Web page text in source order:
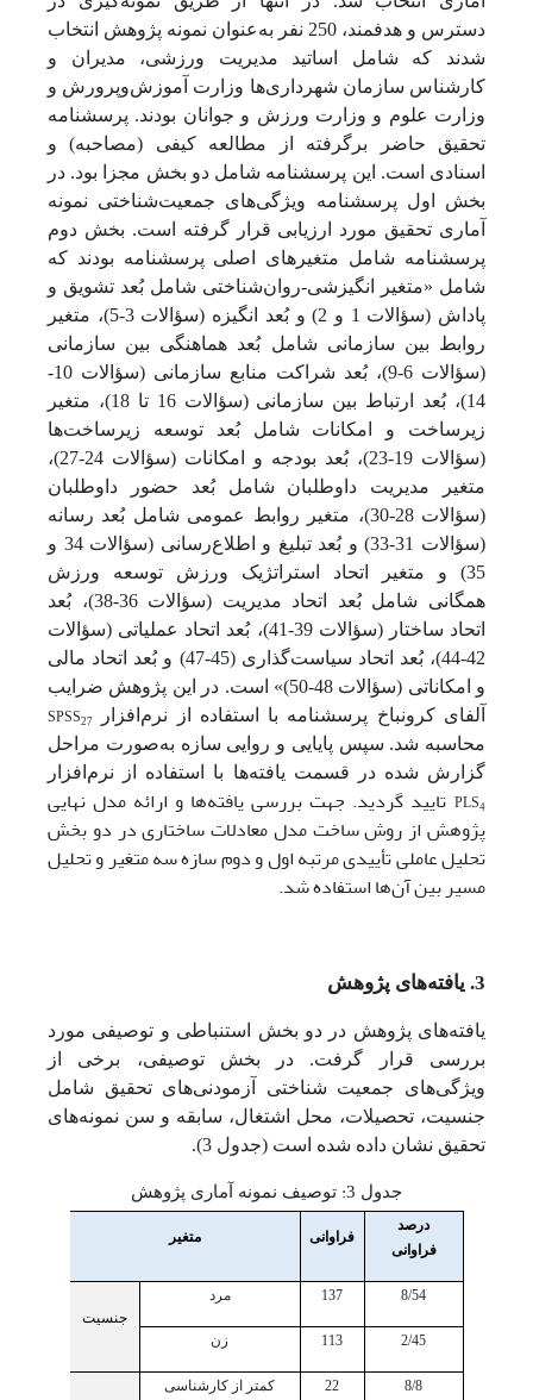
دسترس و هدفمند، 250 نفر به‌عنوان نمونه پژوهش انتخاب
شدند که شامل اساتید مدیریت ورزشی، مدیران و
کارشناس سازمان شهرداری‌ها وزارت آموزش‌وپرورش و
وزارت علوم و وزارت ورزش و جوانان بودند. پرسش­نامه
تحقیق حاضر برگرفته از مطالعه کیفی (مصاحبه) و
اسنادی است. این پرسش­نامه شامل دو بخش مجزا بود. در
بخش اول پرسش­نامه ویژگی‌های جمعیت‌شناختی نمونه
آماری تحقیق مورد ارزیابی قرار گرفته است. بخش دوم
پرسش­نامه شامل متغیرهای اصلی پرسش­نامه بودند که
شامل «متغیر انگیزشی-روان‌شناختی شامل بُعد تشویق و
پاداش (سؤالات 1 و 2) و بُعد انگیزه (سؤالات 3-5)، متغیر
روابط بین سازمانی شامل بُعد هماهنگی بین سازمانی
(سؤالات 6-9)، بُعد شراکت منابع سازمانی (سؤالات 10-
14)، بُعد ارتباط بین سازمانی (سؤالات 16 تا 18)، متغیر
زیرساخت و امکانات شامل بُعد توسعه زیرساخت‌ها
(سؤالات 19-23)، بُعد بودجه و امکانات (سؤالات 24-27)،
متغیر مدیریت داوطلبان شامل بُعد حضور داوطلبان
(سؤالات 28-30)، متغیر روابط عمومی شامل بُعد رسانه
(سؤالات 31-33) و بُعد تبلیغ و اطلاع‌رسانی (سؤالات 34 و
35) و متغیر اتحاد استراتژیک ورزش توسعه ورزش
همگانی شامل بُعد اتحاد مدیریت (سؤالات 36-38)، بُعد
اتحاد ساختار (سؤالات 39-41)، بُعد اتحاد عملیاتی (سؤالات
42-44)، بُعد اتحاد سیاست‌گذاری (45-47) و بُعد اتحاد مالی
و امکاناتی (سؤالات 48-50)» است. در این پژوهش ضرایب
آلفای کرونباخ پرسش­نامه با استفاده از نرم‌افزار
SPSS27
محاسبه شد. سپس پایایی و روایی سازه به‌صورت مراحل
گزارش شده در قسمت یافته‌ها با استفاده از نرم‌افزار
PLS4
تایید گردید. جهت بررسی یافته‌ها و ارائه مدل نهایی
پژوهش از روش ساخت مدل معادلات ساختاری در دو بخش
تحلیل عاملی تأییدی مرتبه اول و دوم سازه سه متغیر و تحلیل
مسیر بین آن‌ها استفاده شد.
3. یافته‌های پژوهش
یافته‌های پژوهش در دو بخش استنباطی و توصیفی مورد
بررسی قرار گرفت. در بخش توصیفی، برخی از
ویژگی‌های جمعیت شناختی آزمودنی‌های تحقیق شامل
جنسیت، تحصیلات، محل اشتغال، سابقه و سن نمونه‌های
تحقیق نشان داده شده است (جدول 3).
جدول 3 : توصیف نمونه آماری پژوهش
درصد
فراوانی
فراوانی متغیر
8/54
137
مرد
جنسیت
2/45
113 زن
8/8
22 کمتر از کارشناسی